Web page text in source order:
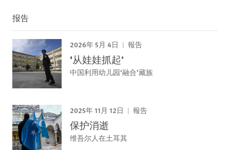
报告
2026年 5月 4日 報告
‘从娃娃抓起’
中国利用幼儿园‘融合’藏族
2025年 11月 12日 報告
保护消逝
维吾尔人在土耳其